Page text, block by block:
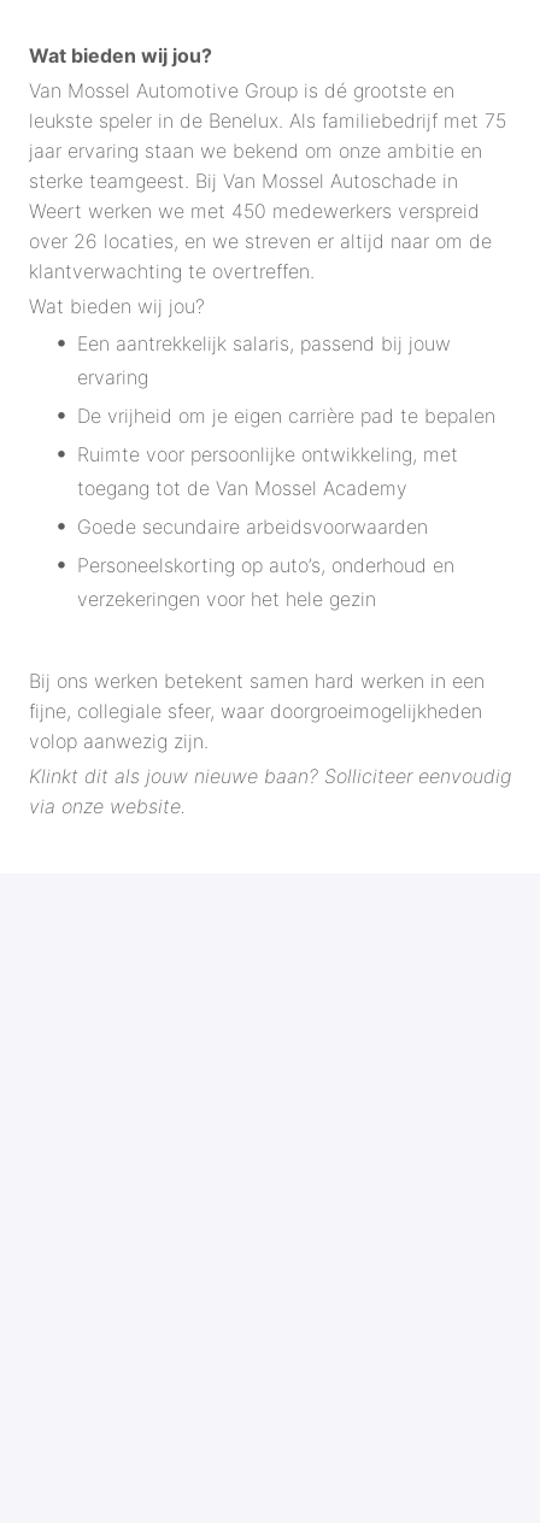
Wat bieden wij jou?
Van Mossel Automotive Group is dé grootste en
leukste speler in de Benelux. Als familiebedrijf met 75
jaar ervaring staan we bekend om onze ambitie en
sterke teamgeest. Bij Van Mossel Autoschade in
Weert werken we met 450 medewerkers verspreid
over 26 locaties, en we streven er altijd naar om de
klantverwachting te overtreffen.
Wat bieden wij jou?
Een aantrekkelijk salaris, passend bij jouw
ervaring
De vrijheid om je eigen carrière pad te bepalen
Ruimte voor persoonlijke ontwikkeling, met
toegang tot de Van Mossel Academy
Goede secundaire arbeidsvoorwaarden
Personeelskorting op auto’s, onderhoud en
verzekeringen voor het hele gezin
Bij ons werken betekent samen hard werken in een
fijne, collegiale sfeer, waar doorgroeimogelijkheden
volop aanwezig zijn.
Klinkt dit als jouw nieuwe baan? Solliciteer eenvoudig
via onze website.